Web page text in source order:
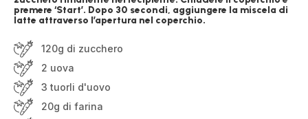
premere ‘Start’. Dopo 30 secondi, aggiungere la miscela di
latte attraverso l’apertura nel coperchio.
120g di zucchero
2 uova
3 tuorli d'uovo
20g di farina